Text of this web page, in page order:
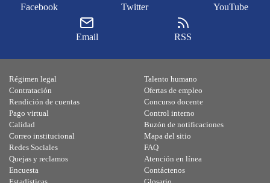
Facebook Twitter YouTube
Email RSS
Régimen legal
Contratación
Rendición de cuentas
Pago virtual
Calidad
Talento humano
Ofertas de empleo
Concurso docente
Control interno
Buzón de notificaciones
Correo institucional
Redes Sociales
Quejas y reclamos
Encuesta
Mapa del sitio
FAQ
Atención en línea
Contáctenos